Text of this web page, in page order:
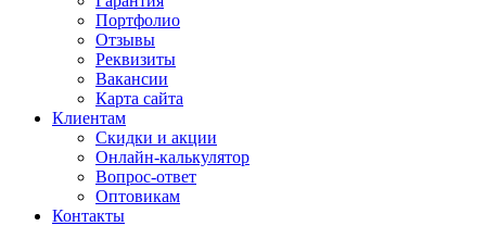
Портфолио
Отзывы
Реквизиты
Вакансии
Карта сайта
Клиентам
Скидки и акции
Онлайн-калькулятор
Вопрос-ответ
Оптовикам
Контакты